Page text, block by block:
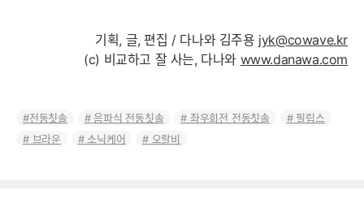
기획, 글, 편집 / 다나와 김주용 jyk@cowave.kr
(c) 비교하고 잘 사는, 다나와 www.danawa.com
전동칫솔 음파식 전동칫솔 좌우회전 전동칫솔
필립스
브라운
소닉케어 오랄비